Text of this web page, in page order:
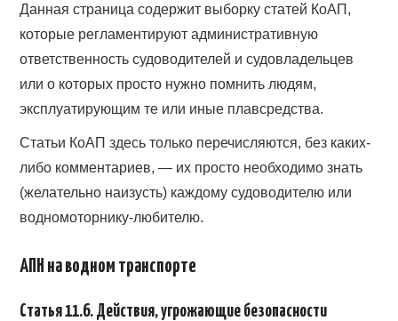
Данная страница содержит выборку статей КоАП,
которые регламентируют административную
ответственность судоводителей и судовладельцев
или о которых просто нужно помнить людям,
эксплуатирующим те или иные плавсредства.
Статьи КоАП здесь только перечисляются, без каких-
либо комментариев, — их просто необходимо знать
(желательно наизусть) каждому судоводителю или
водномоторнику-любителю.
АПН на водном транспорте
Статья 11.6. Действия, угрожающие безопасности